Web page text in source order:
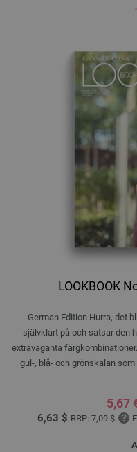
LOOKBOOK
German Edition Hurra, det
självklart på och satsar den
extravaganta
gul-, blå- och grönskalan
5,67
6,63 $ RRP: 7,09 $